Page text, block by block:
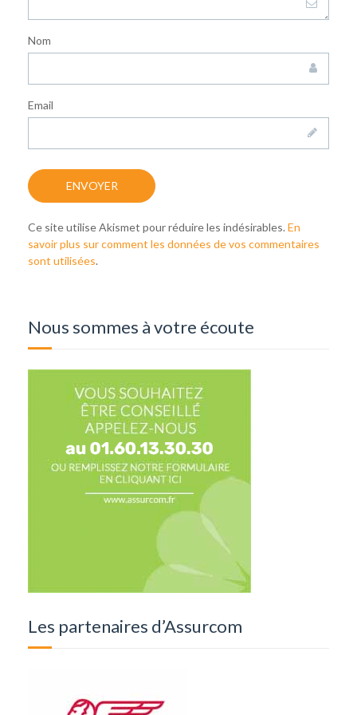
Nom
Email
Ce site utilise Akismet pour réduire les indésirables. En
savoir plus sur comment les données de vos commentaires
sont utilisées.
Nous sommes à votre écoute
Les partenaires d’Assurcom